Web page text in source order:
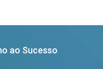
ao Sucesso